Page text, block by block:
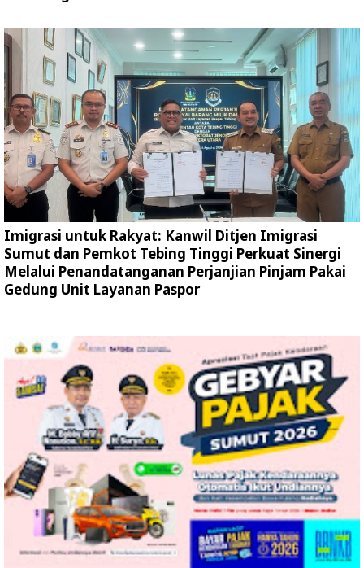
Imigrasi untuk Rakyat: Kanwil Ditjen Imigrasi
Sumut dan Pemkot Tebing Tinggi Perkuat Sinergi
Melalui Penandatanganan Perjanjian Pinjam Pakai
Gedung Unit Layanan Paspor